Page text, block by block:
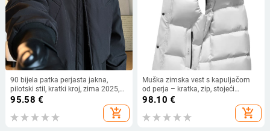
90 bijela patka perjasta jakna,
pilotski stil, kratki kroj, zima 2025,
muški
95.58 €
add_shopping_cart
Muška zimska vest s kapuljačom
od perja – kratka, zip, stojeći
ovratnik, debela tkanina, punjenje:
pačje perje, gustoća punjenja 600
98.10 €
add_shopping_cart